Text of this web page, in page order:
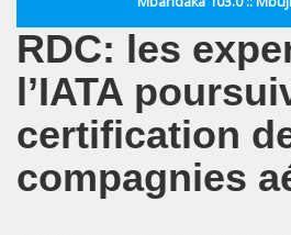
RDC: les
l’IATA
certification
compagnies